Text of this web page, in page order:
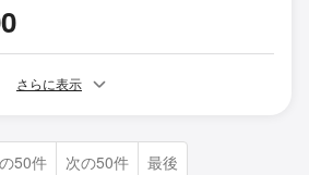
さらに表示
50件 次の50件 最後